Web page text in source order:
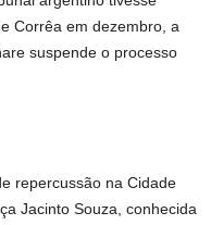
Corrêa em dezembro, a
suspende o processo
repercussão na Cidade
Jacinto Souza, conhecida